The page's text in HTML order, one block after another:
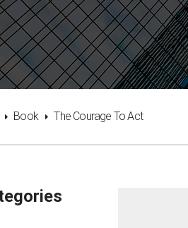
Book The Courage To Act